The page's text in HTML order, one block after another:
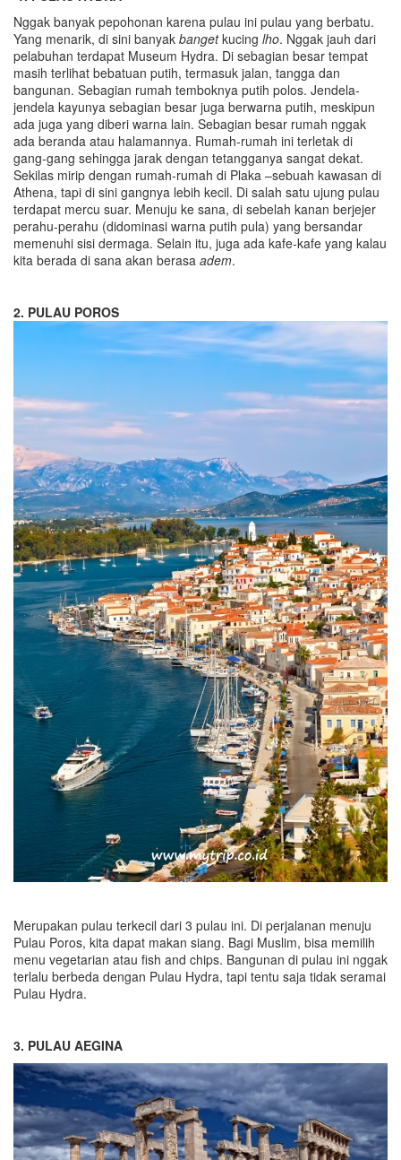
Nggak banyak pepohonan karena pulau ini pulau yang berbatu.
Yang menarik, di sini banyak bangetkucing lho. Nggak jauh dari
pelabuhan terdapat Museum Hydra. Di sebagian besar tempat
masih terlihat bebatuan putih, termasuk jalan, tangga dan
bangunan. Sebagian rumah temboknya putih polos. Jendela-
jendela kayunya sebagian besar juga berwarna putih, meskipun
ada juga yang diberi warna lain. Sebagian besar rumah nggak
ada beranda atau halamannya. Rumah-rumah ini terletak di
gang-gang sehingga jarak dengan tetangganya sangat dekat.
Sekilas mirip dengan rumah-rumah di Plaka –sebuah kawasan di
Athena, tapi di sini gangnya lebih kecil. Di salah satu ujung pulau
terdapat mercu suar. Menuju ke sana, di sebelah kanan berjejer
perahu-perahu (didominasi warna putih pula) yang bersandar
memenuhi sisi dermaga. Selain itu, juga ada kafe-kafe yang kalau
kita berada di sana akan berasa adem.
2. PULAU POROS
Merupakan pulau terkecil dari 3 pulau ini. Di perjalanan menuju
Pulau Poros, kita dapat makan siang. Bagi Muslim, bisa memilih
menu vegetarian atau fish and chips. Bangunan di pulau ini nggak
terlalu berbeda dengan Pulau Hydra, tapi tentu saja tidak seramai
Pulau Hydra.
3. PULAU AEGINA